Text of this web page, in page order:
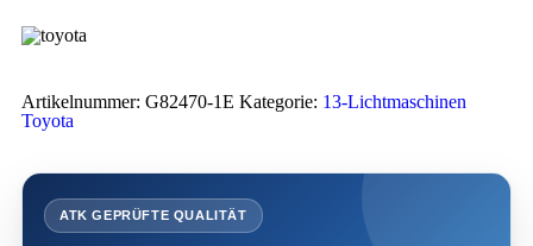
Artikelnummer: G82470-1E Kategorie: 13-Lichtmaschinen
Toyota
ATK GEPRÜFTE QUALITÄT